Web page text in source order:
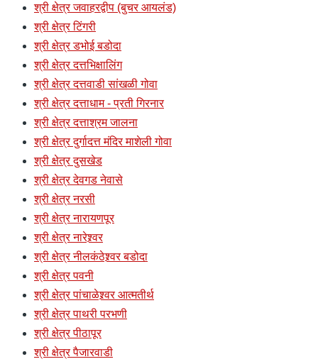
श्री क्षेत्र जवाहरद्वीप (बुचर आयलंड)
श्री क्षेत्र टिंगरी
श्री क्षेत्र डभोई बडोदा
श्री क्षेत्र दत्तभिक्षालिंग
श्री क्षेत्र दत्तवाडी सांखळी गोवा
श्री क्षेत्र दत्ताधाम - प्रती गिरनार
श्री क्षेत्र दत्ताश्रम जालना
श्री क्षेत्र दुर्गादत्त मंदिर माशेली गोवा
श्री क्षेत्र दुसखेड
श्री क्षेत्र देवगड नेवासे
श्री क्षेत्र नरसी
श्री क्षेत्र नारायणपूर
श्री क्षेत्र नारेश्र्वर
श्री क्षेत्र नीलकंठेश्र्वर बडोदा
श्री क्षेत्र पवनी
श्री क्षेत्र पांचाळेश्र्वर आत्मतीर्थ
श्री क्षेत्र पाथरी परभणी
श्री क्षेत्र पीठापूर
श्री क्षेत्र पैजारवाडी